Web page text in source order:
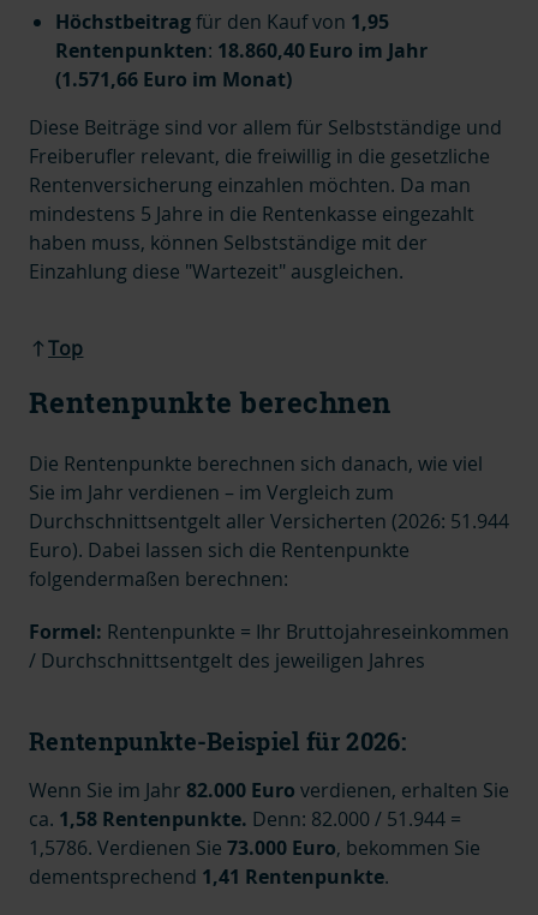
Höchstbeitragfür den Kauf von 1,95
Rentenpunkten: 18.860,40 Euro im Jahr
(1.571,66 Euro im Monat)
Diese Beiträge sind vor allem für Selbstständige und
Freiberufler relevant, die freiwillig in die gesetzliche
Rentenversicherung einzahlen möchten. Da man
mindestens 5 Jahre in die Rentenkasse eingezahlt
haben muss, können Selbstständige mit der
Einzahlung diese "Wartezeit" ausgleichen.
Top
Rentenpunkte berechnen
Die Rentenpunkte berechnen sich danach, wie viel
Sie im Jahr verdienen – im Vergleich zum
Durchschnittsentgelt aller Versicherten (2026: 51.944
Euro). Dabei lassen sich die Rentenpunkte
folgendermaßen berechnen:
Formel: Rentenpunkte = Ihr Bruttojahreseinkommen
/ Durchschnittsentgelt des jeweiligen Jahres
Rentenpunkte-Beispiel für 2026:
Wenn Sie im Jahr 82.000 Euro verdienen, erhalten Sie
ca. 1,58 Rentenpunkte. Denn: 82.000 / 51.944 =
1,5786. Verdienen Sie 73.000 Euro, bekommen Sie
dementsprechend 1,41 Rentenpunkte.